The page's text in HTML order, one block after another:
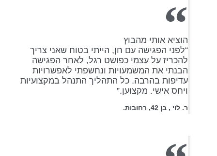
הוציא אותי מהבוץ
“לפני הפגישה עם חן, הייתי בטוח שאני צריך
להכריז על עצמי כפושט רגל, לאחר הפגישה
הבנתי את המשמעויות ונחשפתי לאפשרויות
עדיפות בהרבה. כל התהליך התנהל במקצועיות
ויחס אישי. מקצוען.”
ר. לוי , בן 42, רחובות.